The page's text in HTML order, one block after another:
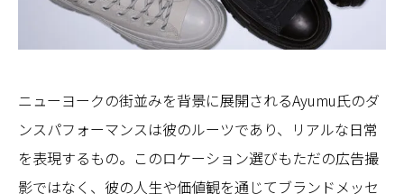
ニューヨークの街並みを背景に展開されるAyumu氏のダ
ンスパフォーマンスは彼のルーツであり、リアルな日常
を表現するもの。このロケーション選びもただの広告撮
影ではなく、彼の人生や価値観を通じてブランドメッセ